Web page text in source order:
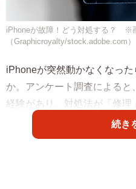
iPhoneが故障！どう対処する？ ※
（Graphicroyalty/stock.adobe.com）
iPhoneが突然動かなくなっ
か。アンケート調査によると
経験があり、対処法が「修理
（35.2%）の2択に集中してい
続き